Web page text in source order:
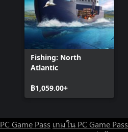
Fishing: North
Atlantic
฿1,059.00+
PC Game Pass เกมใน PC Game Pass